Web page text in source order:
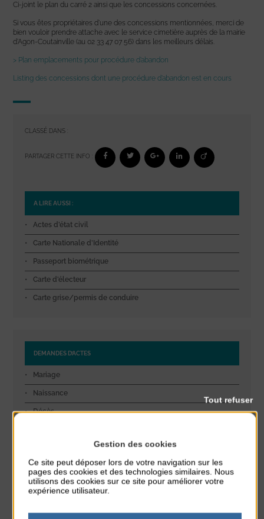
Ci-joint le plan du carré 2 ainsi que les concessions concernées.
Si vous êtes propriétaires d’une des concessions mentionnées, merci de
bien vouloir prendre attache avec le service cimetière auprès de la mairie
d’Agon-Coutainville (au 02 33 47 07 56) dans les meilleurs délais.
> Plan emplacements pour procédure d’abandon
Listing des concessions dont une procédure d’abandon est en cours
CLASSÉ DANS :
PARTAGER CETTE INFO :
A LIRE AUSSI :
Actes d’état civil
Carte Nationale d’Identité
Passeport biométrique
Carte d’électeur
Carte grise/permis de conduire
DEMANDES D’ACTES
Mariage
Naissance
Décès
INFOS SÉCURITÉ
Gestion des cookies
Ce site peut déposer lors de votre navigation sur les
pages des cookies et des technologies similaires. Nous
utilisons des cookies sur ce site pour améliorer votre
expérience utilisateur.
Tout refuser